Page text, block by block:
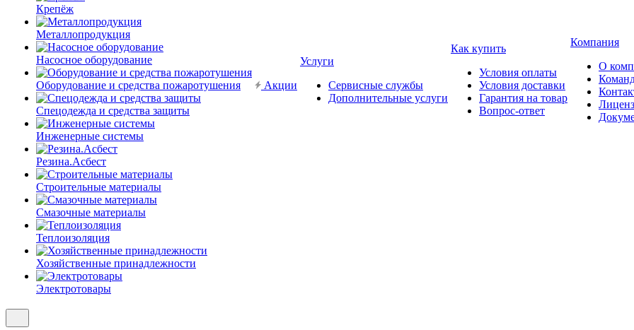
Крепёж
Металлопродукция
Насосное оборудование
Оборудование и средства пожаротушения
Спецодежда и средства защиты
Инженерные системы
Резина.Асбест
Строительные материалы
Смазочные материалы
Теплоизоляция
Хозяйственные принадлежности
Электротовары
Акции
Услуги
Сервисные службы
Дополнительные услуги
Как купить
Условия оплаты
Условия доставки
Гарантия на товар
Вопрос-ответ
Компания
О